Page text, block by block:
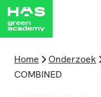
Home Onderzoek
COMBINED